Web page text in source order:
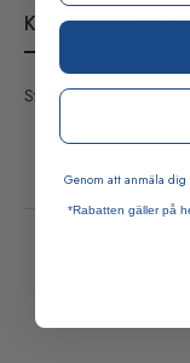
KUVAUS FRAKT
Stänktät hankontakt i
Genom att anmäla
*Rabatten gäller på